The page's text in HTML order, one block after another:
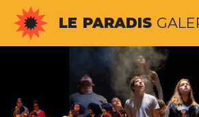
Aller
contenu
LE PARADIS